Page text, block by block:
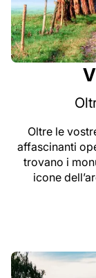
Oltre le
affascinanti
trovano i
icone